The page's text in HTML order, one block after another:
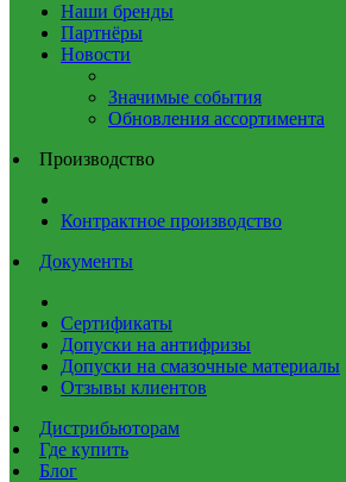
Наши бренды
Партнёры
Новости
Значимые события
Обновления ассортимента
Производство
Контрактное производство
Документы
Сертификаты
Допуски на антифризы
Допуски на смазочные материалы
Отзывы клиентов
Дистрибьюторам
Где купить
Блог